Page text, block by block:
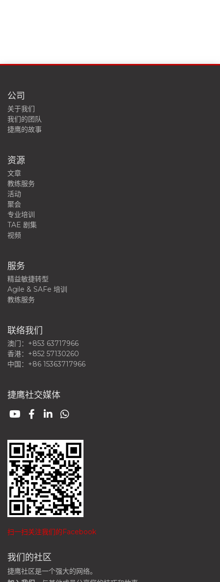
公司
关于我们
我们的团队
捷鹰的故事
资源
文章
教练服务
活动
聚会
专业培训
TAE 剧集
视频
服务
精益敏捷转型
Agile & SAFe 培训
教练服务
联络我们
澳门：+853 63717966
香港：+852 57130260
中国：+86 15363717966
捷鹰社交媒体
扫一扫关注我们的Facebook
我们的社区
捷鹰社区是一个强大的网络。